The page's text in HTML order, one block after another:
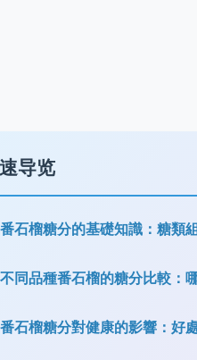
导览
番石榴糖分的基礎知識：糖類
不同品種番石榴的糖分比較：
番石榴糖分對健康的影響：好